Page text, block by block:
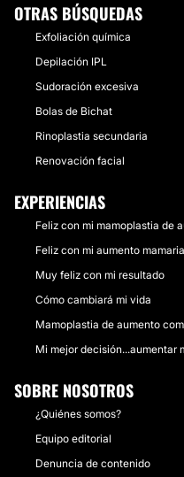
OTRAS BÚSQUEDAS
Exfoliación química
Depilación IPL
Sudoración excesiva
Bolas de Bichat
Rinoplastia secundaria
Renovación facial
EXPERIENCIAS
Feliz con mi mamoplastia de
Feliz con mi aumento
Muy feliz con mi resultado
Cómo cambiará mi vida
Mamoplastia de aumento
Mi mejor decisión...aumentar
SOBRE NOSOTROS
¿Quiénes somos?
Equipo editorial
Denuncia de contenido